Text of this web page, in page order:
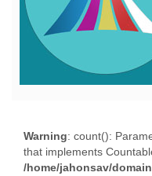
Warning: count():
that implements
/home/jahonsav/